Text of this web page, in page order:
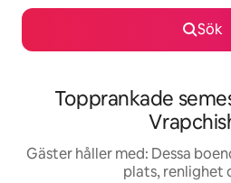
Sök
Topprankade
Gäster håller med: Dessa
plats, renlighet